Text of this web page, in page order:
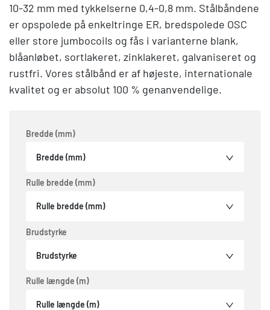
10-32 mm med tykkelserne 0,4-0,8 mm. Stålbåndene
er opspolede på enkeltringe ER, bredspolede OSC
eller store jumbocoils og fås i varianterne blank,
blåanløbet, sortlakeret, zinklakeret, galvaniseret og
rustfri. Vores stålbånd er af højeste, internationale
kvalitet og er absolut 100 % genanvendelige.
Bredde (mm)
Bredde (mm)
Rulle bredde (mm)
Rulle bredde (mm)
Brudstyrke
Brudstyrke
Rulle længde (m)
Rulle længde (m)